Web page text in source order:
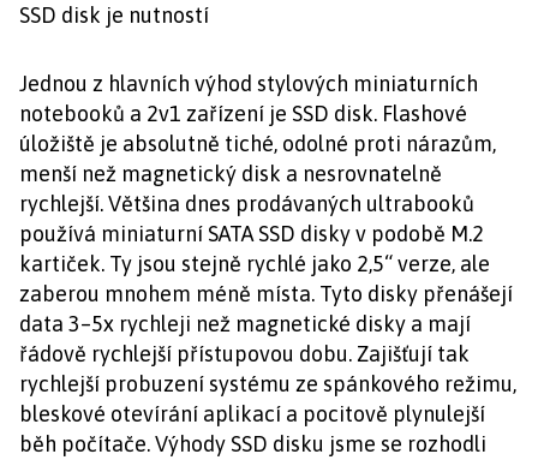
SSD disk je nutností
Jednou z hlavních výhod stylových miniaturních
notebooků a 2v1 zařízení je SSD disk. Flashové
úložiště je absolutně tiché, odolné proti nárazům,
menší než magnetický disk a nesrovnatelně
rychlejší. Většina dnes prodávaných ultrabooků
používá miniaturní SATA SSD disky v podobě M.2
kartiček. Ty jsou stejně rychlé jako 2,5“ verze, ale
zaberou mnohem méně místa. Tyto disky přenášejí
data 3–5x rychleji než magnetické disky a mají
řádově rychlejší přístupovou dobu. Zajišťují tak
rychlejší probuzení systému ze spánkového režimu,
bleskové otevírání aplikací a pocitově plynulejší
běh počítače. Výhody SSD disku jsme se rozhodli